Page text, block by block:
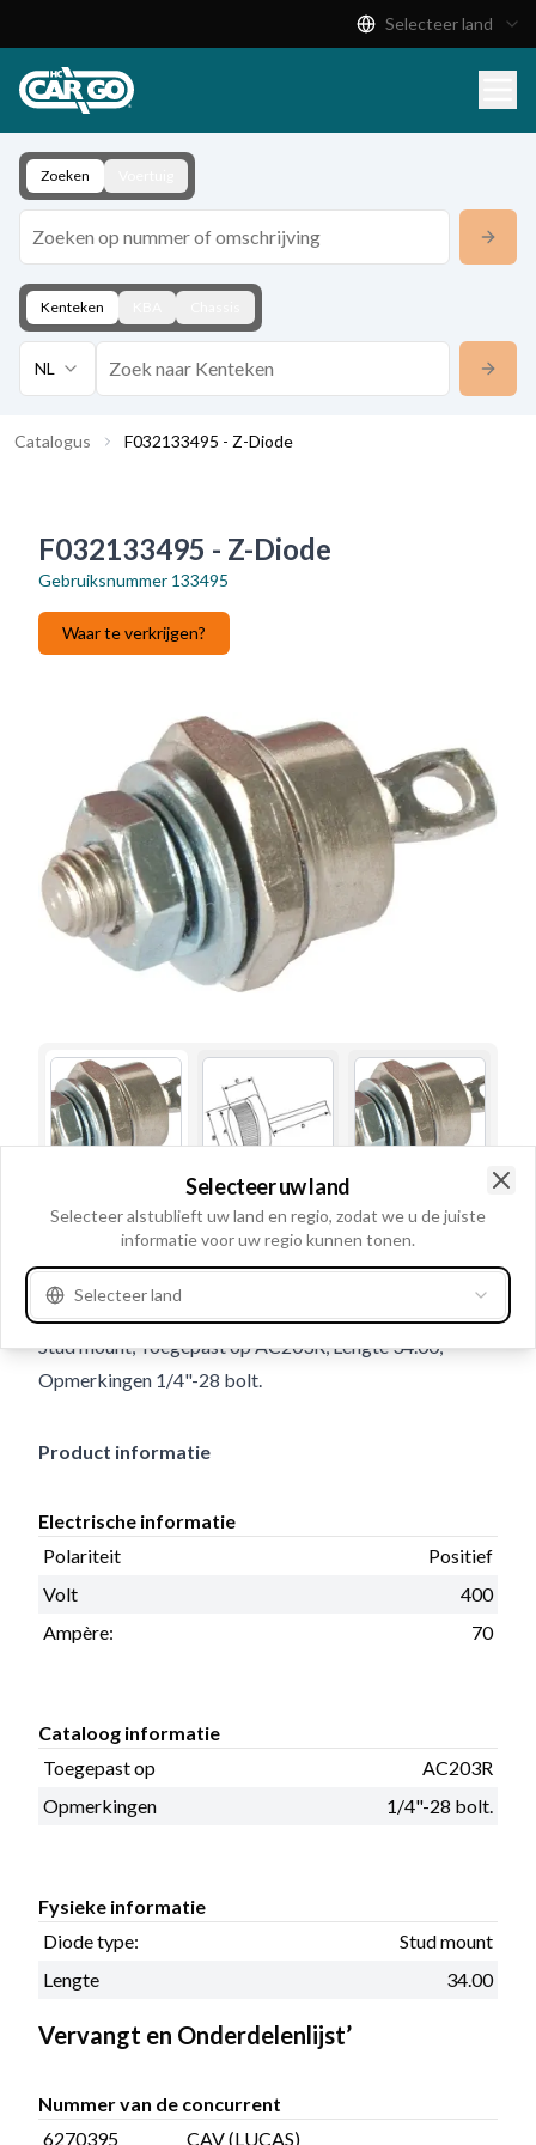
Download
Contact
Selecteer land
Zoeken
Kenteken
NL
Catalogus F032133495 - Z-Diode
F032133495 - Z-Diode
Gebruiksnummer 133495
Waar te verkrijgen?
Gebruiksnummer133495
Details en beschrijving
Polariteit Positief, Volt 400, Ampère: 70, Diode type:
Stud mount, Toegepast op AC203R, Lengte 34.00,
Opmerkingen 1/4"-28 bolt.
Product informatie
Electrische informatie
Polariteit
Positief
Volt
400
Ampère:
70
Cataloog informatie
Toegepast op
AC203R
Opmerkingen
1/4"-28 bolt.
Fysieke informatie
Diode type:
Stud mount
Lengte
34.00
Vervangt en Onderdelenlijst’
Nummer van de concurrent
6270395
CAV (LUCAS)
Selecteer uw land
Selecteer alstublieft uw land en regio, zodat we u de juiste
informatie voor uw regio kunnen tonen.
Selecteer land